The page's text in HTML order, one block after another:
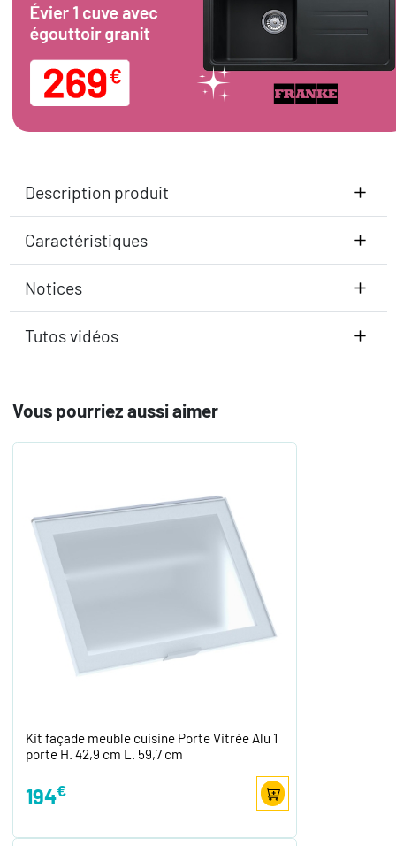
Description produit
Caractéristiques
Notices
Tutos vidéos
Vous pourriez aussi aimer
Kit façade meuble cuisine Porte Vitrée Alu 1
porte H. 42,9 cm L. 59,7 cm
194€